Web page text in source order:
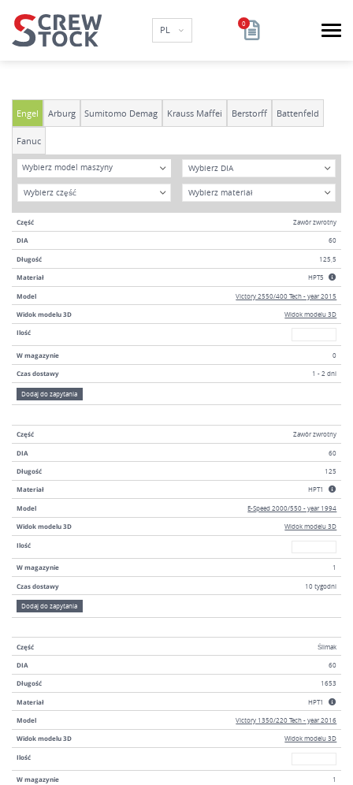
PL
Engel Arburg Sumitomo Demag Krauss Maffei Berstorff Battenfeld
Fanuc
Model
Wybierz model maszyny
DIA
Rok
Materiał
Część Zawór zwrotny
DIA 60
Długość 125,5
Materiał HPT5
Model Victory 2550/400 Tech - year 2015
Widok modelu 3D Widok modelu 3D
Ilość
W magazynie 0
Czas dostawy 1 - 2 dni
Dodaj do zapytania
Część Zawór zwrotny
DIA 60
Długość 125
Materiał HPT1
Model E-Speed 2000/550 - year 1994
Widok modelu 3D Widok modelu 3D
Ilość
W magazynie 1
Czas dostawy 10 tygodni
Dodaj do zapytania
Część Ślimak
DIA 60
Długość 1653
Materiał HPT1
Model Victory 1350/220 Tech - year 2016
Widok modelu 3D Widok modelu 3D
Ilość
W magazynie 1